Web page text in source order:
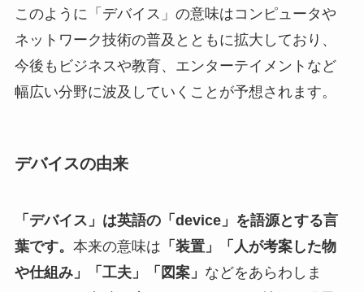
このように「デバイス」の意味はコンピュータや
ネットワーク技術の普及とともに拡大しており、
今後もビジネスや教育、エンターテイメントなど
幅広い分野に波及していくことが予想されます。
デバイスの由来
「デバイス」は英語の「device」を語源とする言
葉です。 本来の意味は 「装置」「人が考案した物
や仕組み」「工夫」「図案」 などをあらわしま